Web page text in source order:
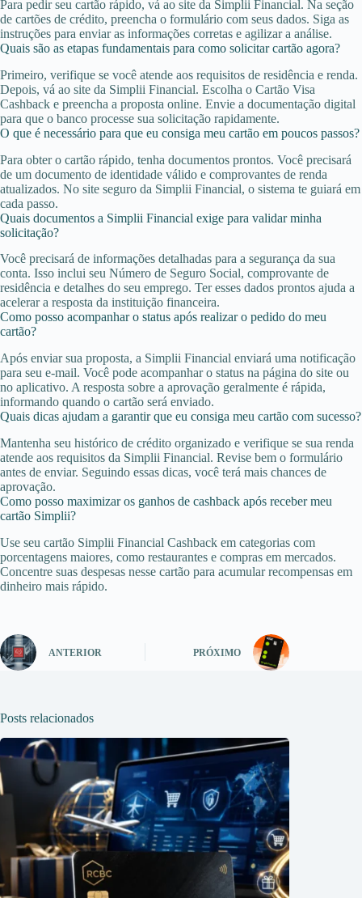
Para pedir seu cartão rápido, vá ao site da Simplii Financial. Na seção
de cartões de crédito, preencha o formulário com seus dados. Siga as
instruções para enviar as informações corretas e agilizar a análise.
Quais são as etapas fundamentais para como solicitar cartão agora?
Primeiro, verifique se você atende aos requisitos de residência e renda.
Depois, vá ao site da Simplii Financial. Escolha o Cartão Visa
Cashback e preencha a proposta online. Envie a documentação digital
para que o banco processe sua solicitação rapidamente.
O que é necessário para que eu consiga meu cartão em poucos passos?
Para obter o cartão rápido, tenha documentos prontos. Você precisará
de um documento de identidade válido e comprovantes de renda
atualizados. No site seguro da Simplii Financial, o sistema te guiará em
cada passo.
Quais documentos a Simplii Financial exige para validar minha
solicitação?
Você precisará de informações detalhadas para a segurança da sua
conta. Isso inclui seu Número de Seguro Social, comprovante de
residência e detalhes do seu emprego. Ter esses dados prontos ajuda a
acelerar a resposta da instituição financeira.
Como posso acompanhar o status após realizar o pedido do meu
cartão?
Após enviar sua proposta, a Simplii Financial enviará uma notificação
para seu e-mail. Você pode acompanhar o status na página do site ou
no aplicativo. A resposta sobre a aprovação geralmente é rápida,
informando quando o cartão será enviado.
Quais dicas ajudam a garantir que eu consiga meu cartão com sucesso?
Mantenha seu histórico de crédito organizado e verifique se sua renda
atende aos requisitos da Simplii Financial. Revise bem o formulário
antes de enviar. Seguindo essas dicas, você terá mais chances de
aprovação.
Como posso maximizar os ganhos de cashback após receber meu
cartão Simplii?
Use seu cartão Simplii Financial Cashback em categorias com
porcentagens maiores, como restaurantes e compras em mercados.
Concentre suas despesas nesse cartão para acumular recompensas em
dinheiro mais rápido.
ANTERIOR PRÓXIMO
Posts relacionados